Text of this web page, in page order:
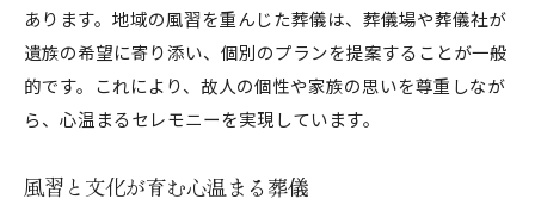
あります。地域の風習を重んじた葬儀は、葬儀場や葬儀社が
遺族の希望に寄り添い、個別のプランを提案することが一般
的です。これにより、故人の個性や家族の思いを尊重しなが
ら、心温まるセレモニーを実現しています。
風習と文化が育む心温まる葬儀